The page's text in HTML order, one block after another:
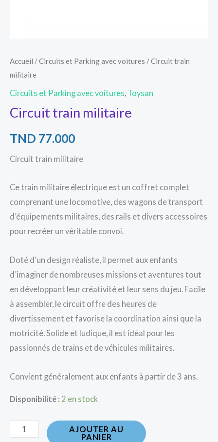
Accueil /Circuits et Parking avec voitures / Circuit train
militaire
Circuits et Parking avec voitures Toysan
Circuit train militaire
TND 77.000
Circuit train militaire
Ce train militaire électrique est un coffret complet
comprenant une locomotive, des wagons de transport
d’équipements militaires, des rails et divers accessoires
pour recréer un véritable convoi.
Doté d’un design réaliste, il permet aux enfants
d’imaginer de nombreuses missions et aventures tout
en développant leur créativité et leur sens du jeu. Facile
à assembler, le circuit offre des heures de
divertissement et favorise la coordination ainsi que la
motricité. Solide et ludique, il est idéal pour les
passionnés de trains et de véhicules militaires.
Convient généralement aux enfants à partir de 3 ans.
Disponibilité : 2 en stock
AJOUTER AU
PANIER